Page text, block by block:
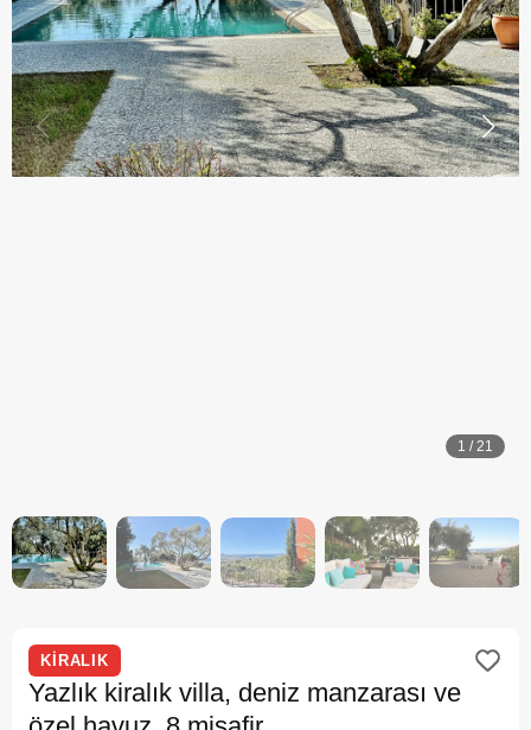
1 /21
KİRALIK
Yazlık kiralık villa, deniz manzarası ve